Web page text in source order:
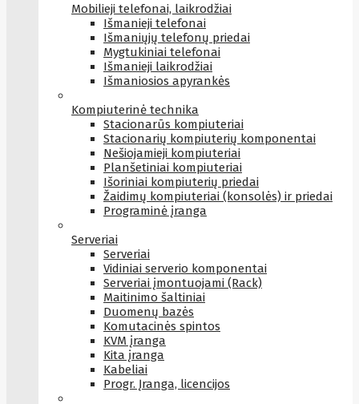
Mobilieji telefonai, laikrodžiai
Išmanieji telefonai
Išmaniųjų telefonų priedai
Mygtukiniai telefonai
Išmanieji laikrodžiai
Išmaniosios apyrankės
Kompiuterinė technika
Stacionarūs kompiuteriai
Stacionarių kompiuterių komponentai
Nešiojamieji kompiuteriai
Planšetiniai kompiuteriai
Išoriniai kompiuterių priedai
Žaidimų kompiuteriai (konsolės) ir priedai
Programinė įranga
Serveriai
Serveriai
Vidiniai serverio komponentai
Serveriai įmontuojami (Rack)
Maitinimo šaltiniai
Duomenų bazės
Komutacinės spintos
KVM įranga
Kita įranga
Kabeliai
Progr. Įranga, licencijos